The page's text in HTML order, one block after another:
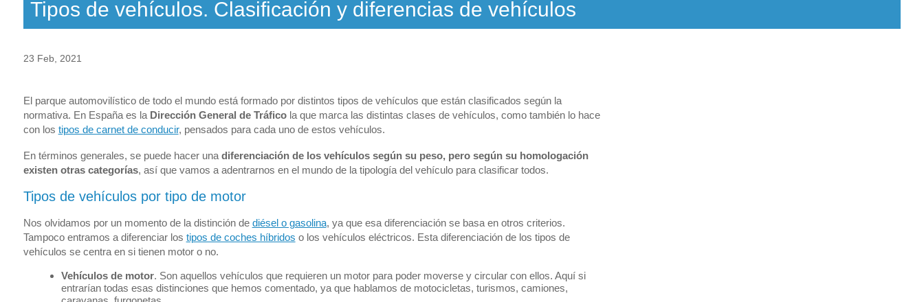
Tipos de vehículos. Clasificación y diferencias de vehículos
23 Feb, 2021
El parque automovilístico de todo el mundo está formado por distintos tipos de vehículos que están clasificados según la
normativa. En España es la Dirección General de Tráficola que marca las distintas clases de vehículos, como también lo hace
con los tipos de carnet de conducir, pensados para cada uno de estos vehículos.
En términos generales, se puede hacer una diferenciación de los vehículos según su peso, pero según su homologación
existen otras categorías, así que vamos a adentrarnos en el mundo de la tipología del vehículo para clasificar todos.
Tipos de vehículos por tipo de motor
Nos olvidamos por un momento de la distinción de diésel o gasolina, ya que esa diferenciación se basa en otros criterios.
Tampoco entramos a diferenciar los tipos de coches híbridos o los vehículos eléctricos. Esta diferenciación de los tipos de
vehículos se centra en si tienen motor o no.
Vehículos de motor. Son aquellos vehículos que requieren un motor para poder moverse y circular con ellos. Aquí si
entrarían todas esas distinciones que hemos comentado, ya que hablamos de motocicletas, turismos, camiones,